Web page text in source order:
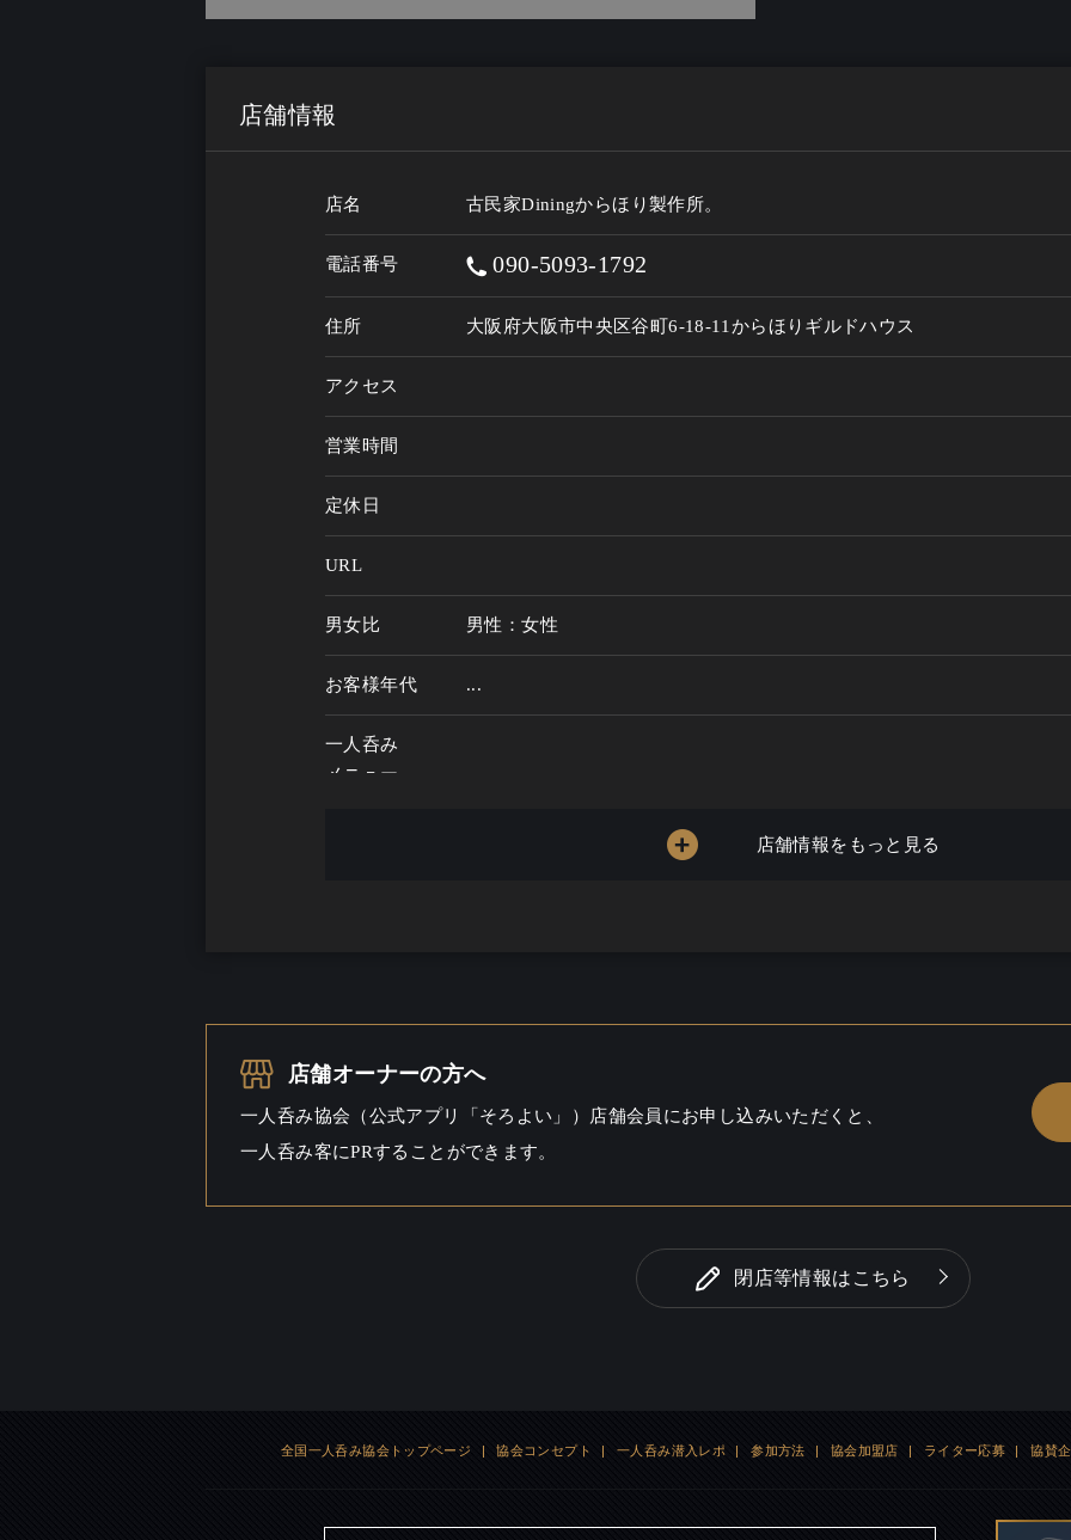
店舗情報
店名 古民家Diningからほり製作所。
電話番号 090-5093-1792
住所 大阪府大阪市中央区谷町6-18-11からほりギルドハウス
アクセス
営業時間
定休日
URL
男女比 男性：女性
お客様年代 ...
一人呑み
メニュー
店舗情報をもっと見る
店舗オーナーの方へ
一人呑み協会（公式アプリ「そろよい」）店舗会員にお申し込みいただくと、
一人呑み客にPRすることができます。
閉店等情報はこちら
全国一人呑み協会トップページ | 協会コンセプト | 一人呑み潜入レポ | 参加方法 | 協会加盟店 | ライター応募 | 協賛